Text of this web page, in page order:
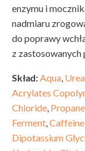
enzymu i
nadmiaru
do poprawy
z zastosowanych
Skład:Aqua, Urea
Acrylates
Chloride,
Ferment,Caffeine
Dipotassium